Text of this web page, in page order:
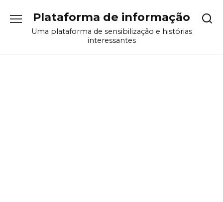
содержанию
Plataforma de informação
Uma plataforma de sensibilização e histórias
interessantes